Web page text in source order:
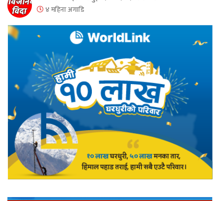
४ महिना अगाडि